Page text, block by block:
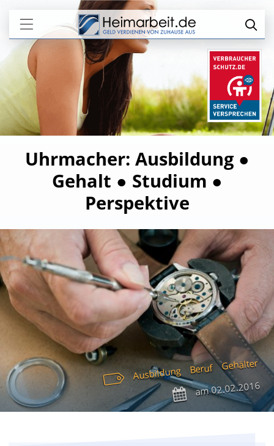
Uhrmacher: Ausbildung ●
Gehalt ● Studium ●
Perspektive
Ausbildung Beruf Gehälter
am02.02.2016